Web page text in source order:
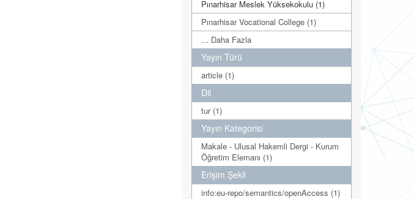
Pınarhisar Meslek Yüksekokulu (1)
Pınarhisar Vocational College (1)
... Daha Fazla
Yayın Türü
article (1)
Dil
tur (1)
Yayın Kategorisi
Makale - Ulusal Hakemli Dergi - Kurum
Öğretim Elemanı (1)
Erişim Şekli
info:eu-repo/semantics/openAccess (1)